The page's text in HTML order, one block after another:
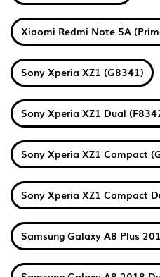
Xiaomi Redmi Note 5A
Sony Xperia XZ1 (G8341)
Sony Xperia XZ1 Dual
Sony Xperia XZ1 Compact
Sony Xperia XZ1 Compact
Samsung Galaxy A8 Plus